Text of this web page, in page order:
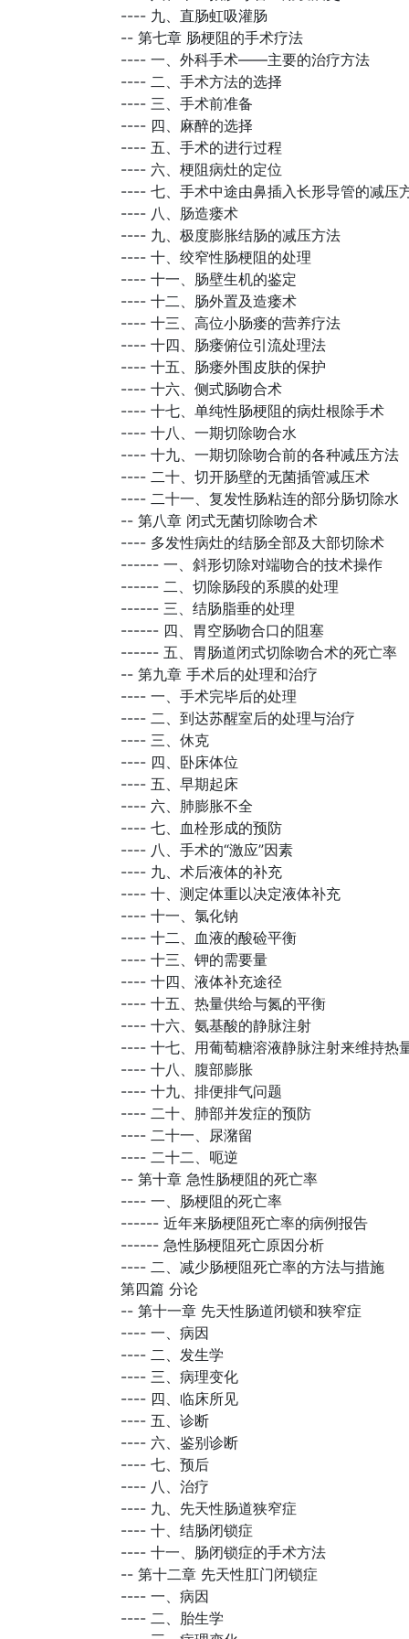
---- 九、直肠虹吸灌肠
-- 第七章 肠梗阻的手术疗法
---- 一、外科手术——主要的治疗方法
---- 二、手术方法的选择
---- 三、手术前准备
---- 四、麻醉的选择
---- 五、手术的进行过程
---- 六、梗阻病灶的定位
---- 七、手术中途由鼻插入长形导管的减压
---- 八、肠造瘘术
---- 九、极度膨胀结肠的减压方法
---- 十、绞窄性肠梗阻的处理
---- 十一、肠壁生机的鉴定
---- 十二、肠外置及造瘘术
---- 十三、高位小肠瘘的营养疗法
---- 十四、肠瘘俯位引流处理法
---- 十五、肠瘘外围皮肤的保护
---- 十六、侧式肠吻合术
---- 十七、单纯性肠梗阻的病灶根除手术
---- 十八、一期切除吻合水
---- 十九、一期切除吻合前的各种减压方法
---- 二十、切开肠壁的无菌插管减压术
---- 二十一、复发性肠粘连的部分肠切除水
-- 第八章 闭式无菌切除吻合术
---- 多发性病灶的结肠全部及大部切除术
------ 一、斜形切除对端吻合的技术操作
------ 二、切除肠段的系膜的处理
------ 三、结肠脂垂的处理
------ 四、胃空肠吻合口的阻塞
------ 五、胃肠道闭式切除吻合术的死亡率
-- 第九章 手术后的处理和治疗
---- 一、手术完毕后的处理
---- 二、到达苏醒室后的处理与治疗
---- 三、休克
---- 四、卧床体位
---- 五、早期起床
---- 六、肺膨胀不全
---- 七、血栓形成的预防
---- 八、手术的“激应”因素
---- 九、术后液体的补充
---- 十、测定体重以决定液体补充
---- 十一、氯化钠
---- 十二、血液的酸硷平衡
---- 十三、钾的需要量
---- 十四、液体补充途径
---- 十五、热量供给与氮的平衡
---- 十六、氨基酸的静脉注射
---- 十七、用葡萄糖溶液静脉注射来维持热
---- 十八、腹部膨胀
---- 十九、排便排气问题
---- 二十、肺部并发症的预防
---- 二十一、尿潴留
---- 二十二、呃逆
-- 第十章 急性肠梗阻的死亡率
---- 一、肠梗阻的死亡率
------ 近年来肠梗阻死亡率的病例报告
------ 急性肠梗阻死亡原因分析
---- 二、减少肠梗阻死亡率的方法与措施
第四篇 分论
-- 第十一章 先天性肠道闭锁和狭窄症
---- 一、病因
---- 二、发生学
---- 三、病理变化
---- 四、临床所见
---- 五、诊断
---- 六、鉴别诊断
---- 七、预后
---- 八、治疗
---- 九、先天性肠道狭窄症
---- 十、结肠闭锁症
---- 十一、肠闭锁症的手术方法
-- 第十二章 先天性肛门闭锁症
---- 一、病因
---- 二、胎生学